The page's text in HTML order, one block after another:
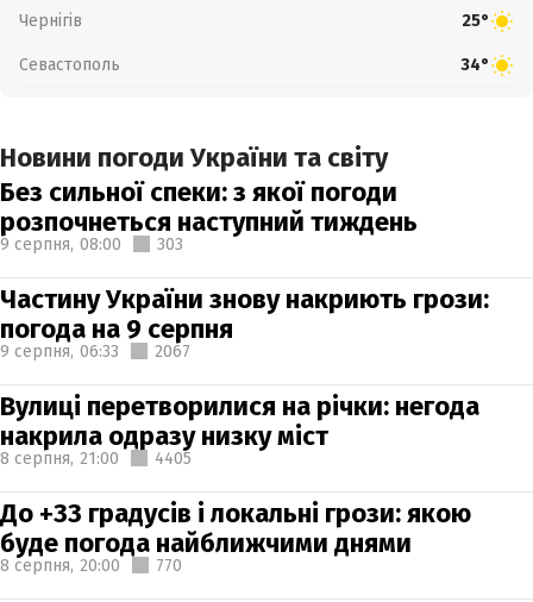
Чернігів 25°
Севастополь 34°
Новини погоди України та світу
Без сильної спеки: з якої погоди
розпочнеться наступний тиждень
9 серпня, 08:00 303
Частину України знову накриють грози:
погода на 9 серпня
9 серпня, 06:33 2067
Вулиці перетворилися на річки: негода
накрила одразу низку міст
8 серпня, 21:00 4405
До +33 градусів і локальні грози: якою
буде погода найближчими днями
8 серпня, 20:00 770